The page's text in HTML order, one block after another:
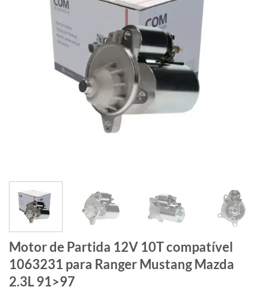
Motor de Partida 12V 10T compatível
1063231 para Ranger Mustang Mazda
2.3L 91>97